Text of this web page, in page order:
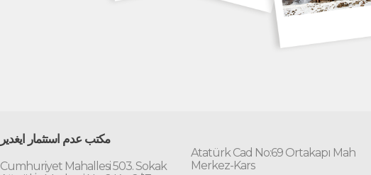
مكتب عدم استثمار ايغدير
Cumhuriyet Mahallesi 503. Sokak
Atatürk Cad No:69 Ortakapı Mah
Merkez-Kars